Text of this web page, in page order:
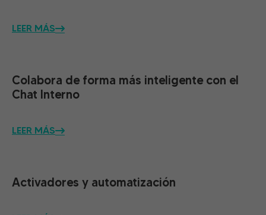
LEER MÁS
Colabora de forma más inteligente con el
Chat Interno
LEER MÁS
Activadores y automatización